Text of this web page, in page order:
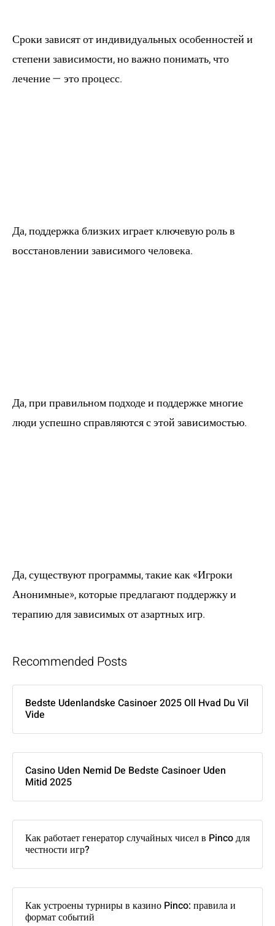
Сроки зависят от индивидуальных особенностей и
степени зависимости, но важно понимать, что
лечение — это процесс.
Да, поддержка близких играет ключевую роль в
восстановлении зависимого человека.
Да, при правильном подходе и поддержке многие
люди успешно справляются с этой зависимостью.
Да, существуют программы, такие как «Игроки
Анонимные», которые предлагают поддержку и
терапию для зависимых от азартных игр.
Recommended Posts
Bedste Udenlandske Casinoer 2025 Oll Hvad Du Vil
Vide
Casino Uden Nemid De Bedste Casinoer Uden
Mitid 2025
Как работает генератор случайных чисел в Pinco для
честности игр?
Как устроены турниры в казино Pinco: правила и
формат событий